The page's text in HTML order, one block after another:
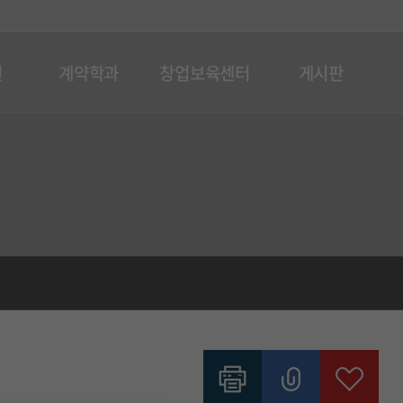
계약학과 창업보육센터 게시판